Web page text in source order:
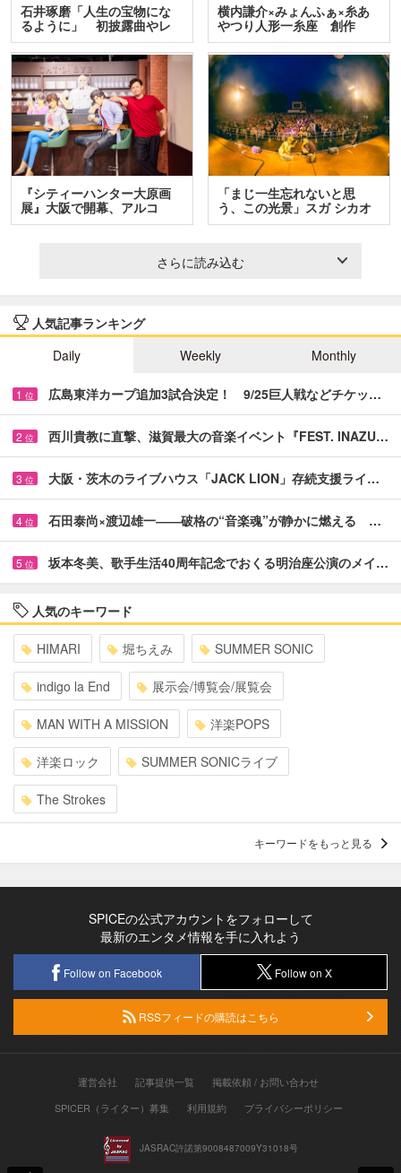
石井琢磨「人生の宝物にな
るように」 初披露曲やレ
ア…
横内謙介×みょんふぁ×糸あ
やつり人形一糸座 創作
人…
『シティーハンター大原画
展』大阪で開幕、アルコ
＆…
「まじ一生忘れないと思
う、この光景」スガ シカオ
と…
さらに読み込む
人気記事ランキング
Daily
Weekly Monthly
1 位 広島東洋カープ追加3試合決定！ 9/25巨人戦などチケッ…
2 位 西川貴教に直撃、滋賀最大の音楽イベント『FEST. INAZU…
3 位 大阪・茨木のライブハウス「JACK LION」存続支援ライ…
4 位 石田泰尚×渡辺雄一――破格の“音楽魂”が静かに燃える …
5 位 坂本冬美、歌手生活40周年記念でおくる明治座公演のメイ…
人気のキーワード
HIMARI 堀ちえみ SUMMER SONIC
indigo la End 展示会/博覧会/展覧会
MAN WITH A MISSION 洋楽POPS
洋楽ロック SUMMER SONICライブ
The Strokes
キーワードをもっと見る
SPICEの公式アカウントをフォローして
最新のエンタメ情報を手に入れよう
Follow on Facebook Follow on X
RSSフィードの購読はこちら
運営会社 記事提供一覧
掲載依頼 / お問い合わせ
SPICER（ライター）募集
利用規約 プライバシーポリシー
JASRAC許諾第9008487009Y31018号